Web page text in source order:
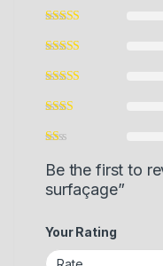
Be the first to
surfaçage”
Your Rating